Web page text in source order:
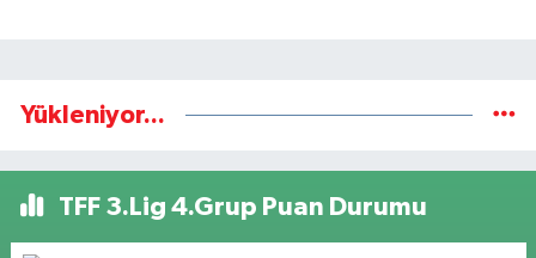
Yükleniyor...
TFF 3.Lig 4.Grup Puan Durumu